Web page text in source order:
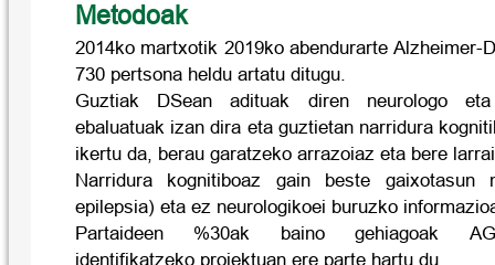
Metodoak
2014ko martxotik 2019ko abendurarte Alzheimer-
730 pertsona heldu artatu ditugu.
Guztiak DSean adituak diren neurologo eta
ebaluatuak izan dira eta guztietan narridura
ikertu da, berau garatzeko arrazoiaz eta bere
Narridura kognitiboaz gain beste gaixotasun
epilepsia) eta ez neurologikoei buruzko
Partaideen %30ak baino gehiagoak
identifikatzeko proiektuan ere parte hartu du.